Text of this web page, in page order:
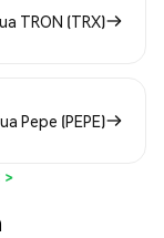
TRON (TRX)
Pepe (PEPE)